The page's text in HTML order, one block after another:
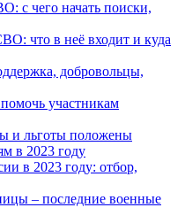
с чего начать поиски,
что в неё входит и куда
добровольцы,
участникам
и льготы положены
в 2023 году
в 2023 году: отбор,
– последние военные